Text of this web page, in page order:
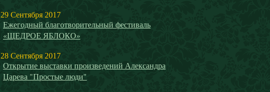
29 Сентября 2017
Ежегодный благотворительный фестиваль
«ЩЕДРОЕ ЯБЛОКО»
28 Сентября 2017
Открытие выставки произведений Александра
Царева "Простые люди"